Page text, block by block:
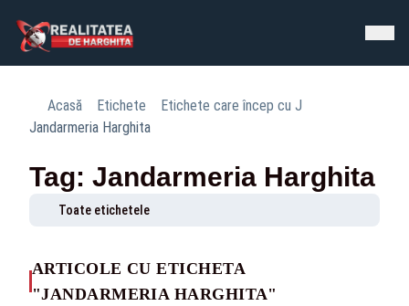
Acasă Etichete
Etichete care încep cu J
Jandarmeria Harghita
Tag: Jandarmeria Harghita
Toate etichetele
ARTICOLE CU ETICHETA
"JANDARMERIA HARGHITA"